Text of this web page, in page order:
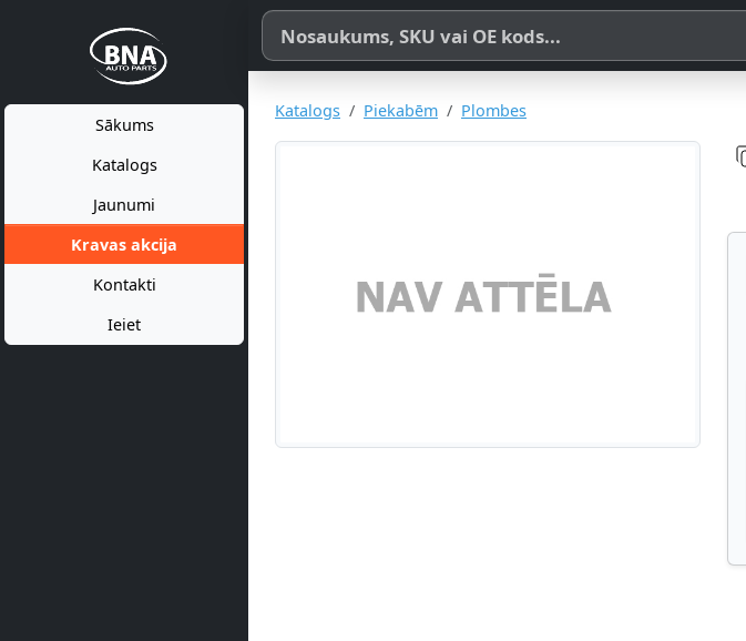
Sākums
Katalogs
Jaunumi
Kravas akcija
Kontakti
Ieiet
Meklēt pēc produkta nosaukuma, SKU vai OE koda
Katalogs Piekabēm Plombes